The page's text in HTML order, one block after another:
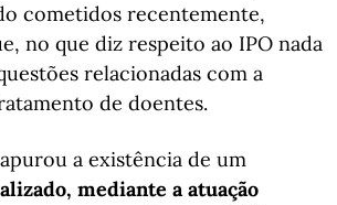
cometidos recentemente,
no que diz respeito ao IPO nada
relacionadas com a
de doentes.
a existência de um
mediante a atuação